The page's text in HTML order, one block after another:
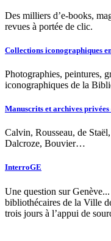
Des milliers d’e-books,
revues à portée de clic.
Collections iconographiques
Photographies, peintures,
iconographiques de la
Manuscrits et archives privées
Calvin, Rousseau, de
Dalcroze, Bouvier…
InterroGE
Une question sur
bibliothécaires de la Ville
trois jours à l’appui de